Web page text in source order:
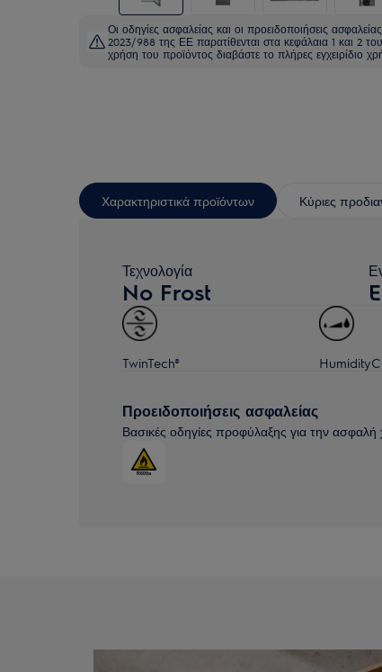
Οι οδηγίες ασφαλείας και οι προειδοποιήσεις
2023/988 της ΕΕ παρατίθενται στα κεφάλαια 1 και 2
χρήση του προϊόντος διαβάστε το πλήρες εγχειρίδιο
Χαρακτηριστικά προϊόντων Κύριες
Τεχνολογία
No Frost E
TwinTech®
Προειδοποιήσεις ασφαλείας
Βασικές οδηγίες προφύλαξης για την